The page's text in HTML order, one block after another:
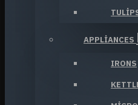
APPLIANCES
IRONS